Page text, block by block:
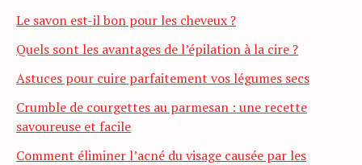
Le savon est-il bon pour les cheveux ?
Quels sont les avantages de l’épilation à la cire ?
Astuces pour cuire parfaitement vos légumes secs
Crumble de courgettes au parmesan : une recette
savoureuse et facile
Comment éliminer l’acné du visage causée par les